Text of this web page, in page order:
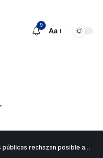
9
Aa
asistencia del Gobierno Petro a posesión de Maduro